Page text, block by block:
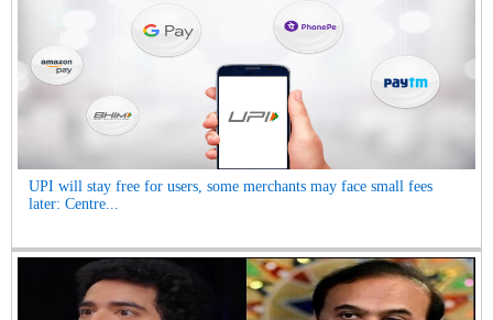
UPI will stay free for users, some merchants may face small fees
later: Centre...